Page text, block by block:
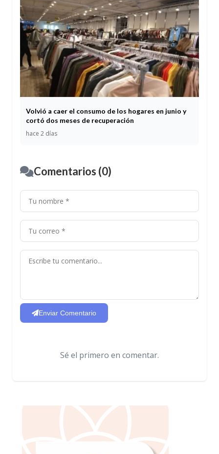
Volvió a caer el consumo de los hogares en junio y
cortó dos meses de recuperación
hace 2 días
Comentarios (0)
Enviar Comentario
Sé el primero en comentar.